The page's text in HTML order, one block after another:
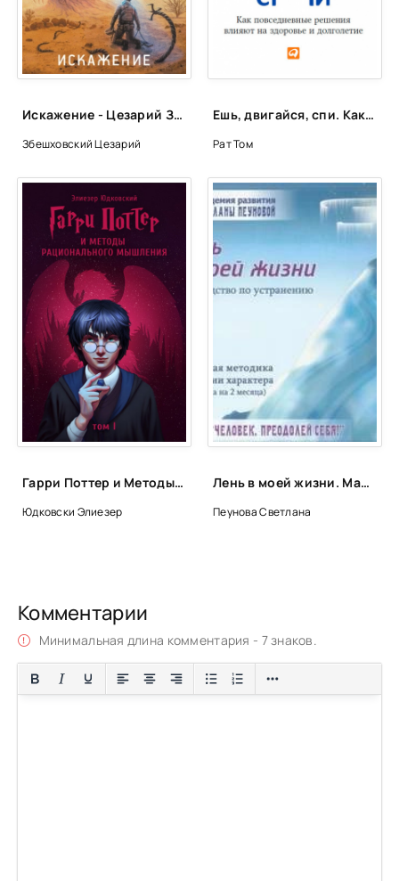
Искажение - Цезарий Збешховский
Збешховский Цезарий
Ешь, двигайся, спи. Как повседневные решения влияют на здоровье и долголетие - Том Рат
Рат Том
Гарри Поттер и Методы рационального мышления - Элиезер Юдковски
Юдковски Элиезер
Лень в моей жизни. Маленькие люди-большие возможности. На пороге бесстрашия. Ах, обмануть меня не трудно... - Светлана Пеунова
Пеунова Светлана
Комментарии
Минимальная длина комментария - 7 знаков.